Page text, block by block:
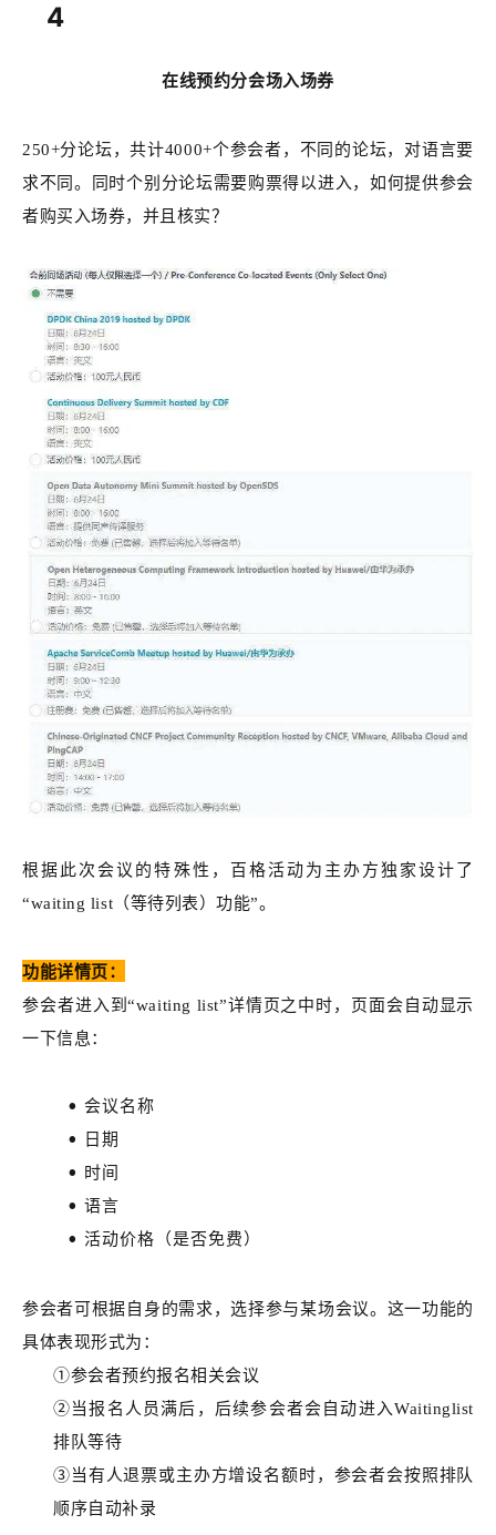
4
在线预约分会场入场券
250+分论坛，共计4000+个参会者，不同的论坛，对语言要
求不同。同时个别分论坛需要购票得以进入，如何提供参会
者购买入场券，并且核实？
根据此次会议的特殊性，百格活动为主办方独家设计了
“waiting list（等待列表）功能”。
功能详情页：
参会者进入到“waiting list”详情页之中时，页面会自动显示
一下信息：
会议名称
日期
时间
语言
活动价格（是否免费）
参会者可根据自身的需求，选择参与某场会议。这一功能的
具体表现形式为：
①参会者预约报名相关会议
②当报名人员满后，后续参会者会自动进入Waitinglist
排队等待
③当有人退票或主办方增设名额时，参会者会按照排队
顺序自动补录